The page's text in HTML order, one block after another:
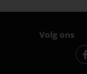
Volg ons